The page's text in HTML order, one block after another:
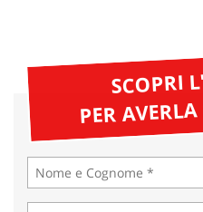
SCOPRI
PER
Cookie necessari